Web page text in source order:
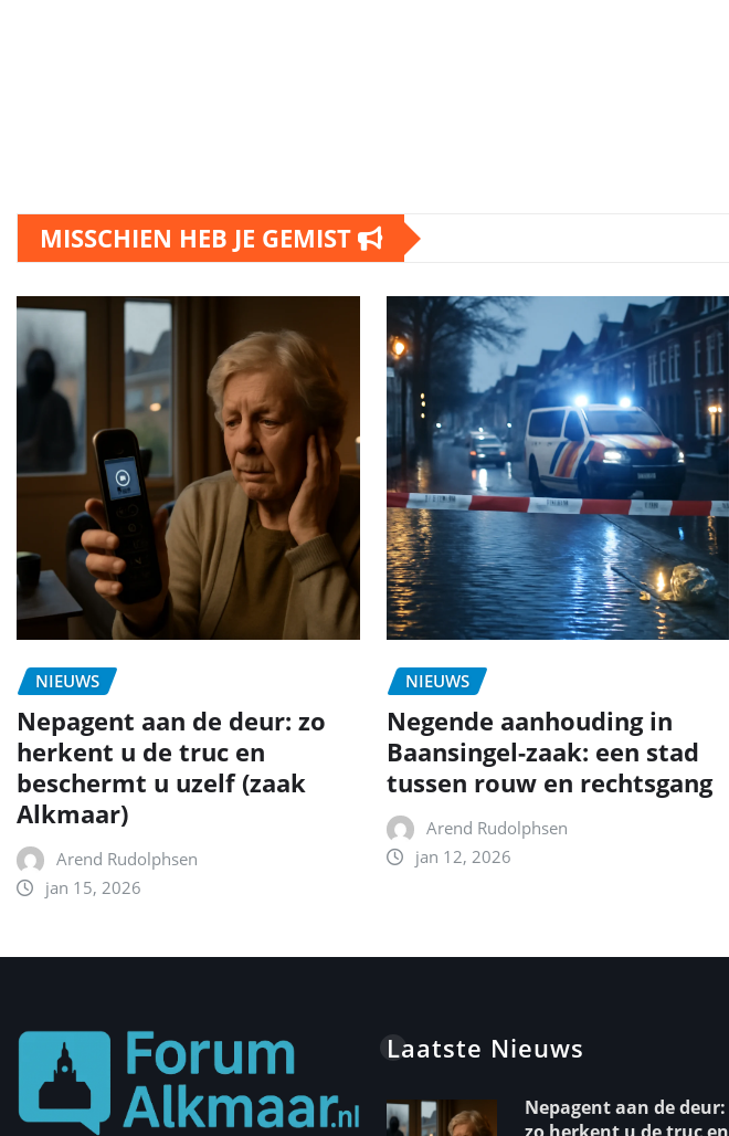
MISSCHIEN HEB JE GEMIST
NIEUWS
Nepagent aan de deur: zo
herkent u de truc en
beschermt u uzelf (zaak
Alkmaar)
Arend Rudolphsen
jan 15, 2026
NIEUWS
Negende aanhouding in
Baansingel-zaak: een stad
tussen rouw en rechtsgang
Arend Rudolphsen
jan 12, 2026
Laatste Nieuws
Nepagent aan de deur: